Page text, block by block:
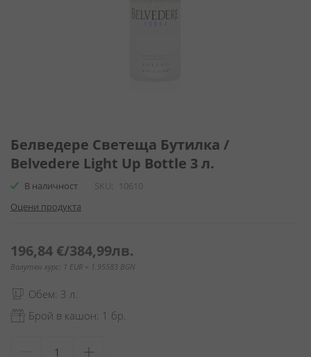
към
началото
на
галерия
снимки
Белведере Светеща Бутилка /
Belvedere Light Up Bottle 3 л.
В наличност SKU
10610
Оцени продукта
196,84 €/384,99лв.
Валутен курс: 1 EUR = 1.95583 BGN
Обем: 3 л.
Брой в кашон: 1 бр.